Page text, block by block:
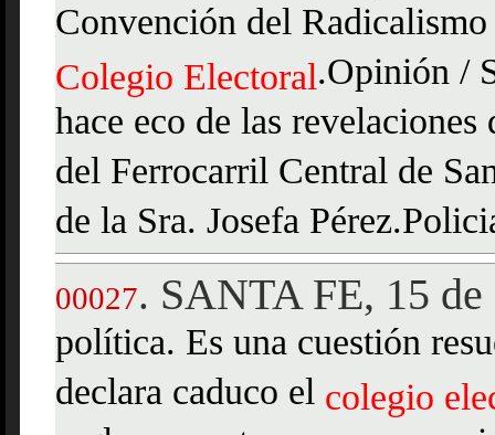
Convención del
Colegio Electoral.Opinión /
hace eco de las
del Ferrocarril Central de
de la Sra. Josefa
00027. SANTA FE, 15
política. Es una cuestión
declara caduco el colegio